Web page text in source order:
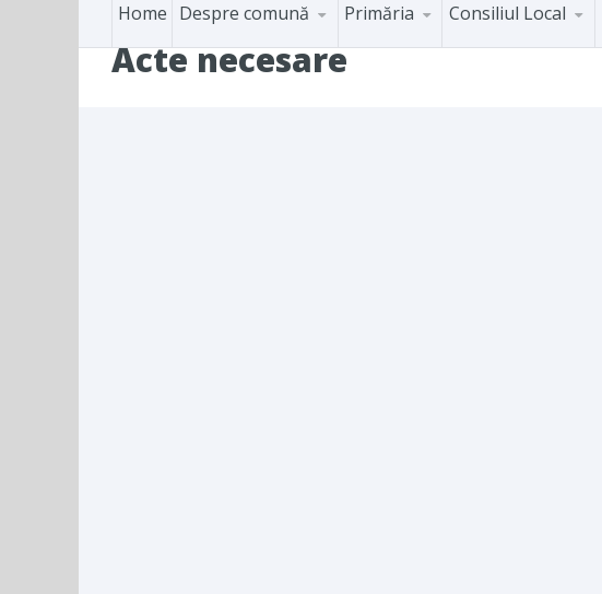
Home Despre comună Primăria Consiliul Local
Acte necesare